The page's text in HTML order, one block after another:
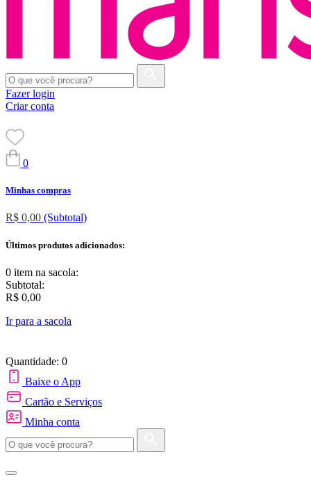
Fazer login
Criar conta
0
Minhas compras
R$ 0,00 (Subtotal)
Últimos produtos adicionados:
0 item na sacola:
Subtotal:
R$ 0,00
Ir para a sacola
Quantidade: 0
Baixe o App
Cartão e Serviços
Minha conta